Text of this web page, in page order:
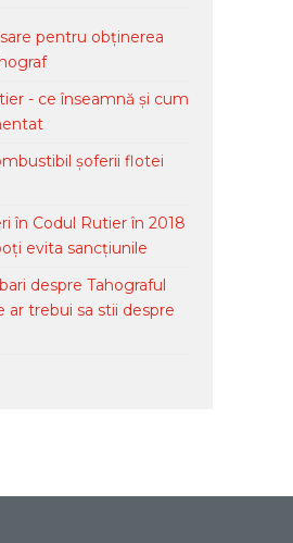
pentru obținerea
- ce înseamnă și cum
șoferii flotei
în Codul Rutier în 2018
evita sancțiunile
despre Tahograful
ar trebui sa stii despre